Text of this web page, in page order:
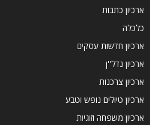
ארכיון כתבות
כלכלה
ארכיון חדשות עסקים
ארכיון נדל''ן
ארכיון צרכנות
ארכיון טיולים נופש וטבע
ארכיון משפחה וזוגיות